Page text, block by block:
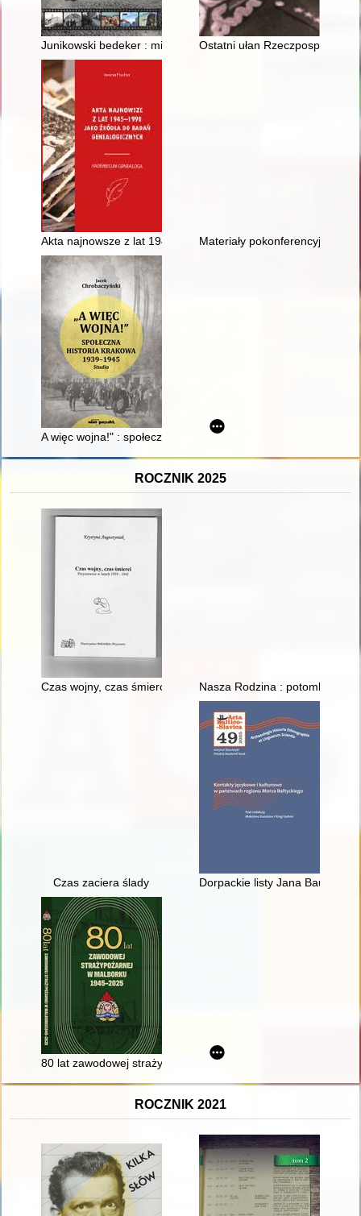
Junikowski bedeker : miejsca i ludzieOstatni ułan Rzeczpospolitej
Akta najnowsze z lat 1945-1990 jako źródła do badań
Materiały pokonferencyjne (z
A więc wojna!" : społeczna historia Krakowa 1939-1945 : studia
ROCZNIK 2025
Czas wojny, czas śmierci : Przyszowice w latach 1939-1945
Nasza Rodzina : potomkowie
Czas zaciera ślady Dorpackie listy Jana
80 lat zawodowej straży pożarnej w Malborku : 1945-2025
ROCZNIK 2021